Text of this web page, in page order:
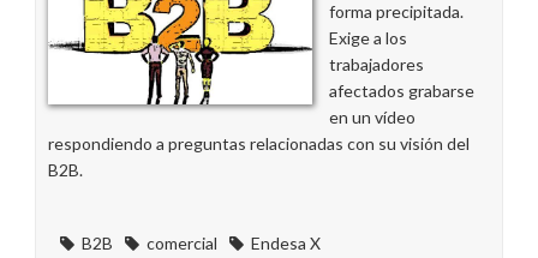
forma precipitada.
Exige a los
trabajadores
afectados grabarse
en un vídeo
respondiendo a preguntas relacionadas con su visión del
B2B.
B2B comercial
Endesa X